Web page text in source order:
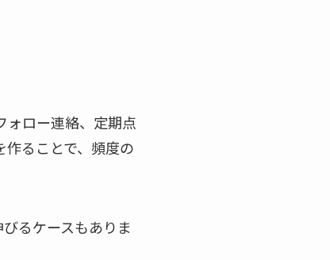
ォロー連絡、定期点
ることで、頻度の
るケースもありま